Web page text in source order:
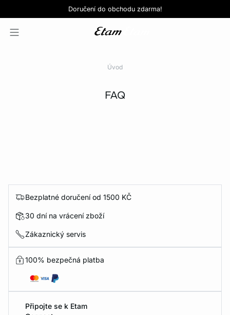
Doručení do obchodu zdarma!
SLEVY: kupte si 3, zaplaťte za 2*KOUPIT NYNÍ
Love EDIT: podprsenka + kalhotky za 999 Kč
Úvod
FAQ
Bezplatné doručení od 1500 KČ
30 dní na vrácení zboží
Zákaznický servis
100% bezpečná platba
Připojte se k Etam